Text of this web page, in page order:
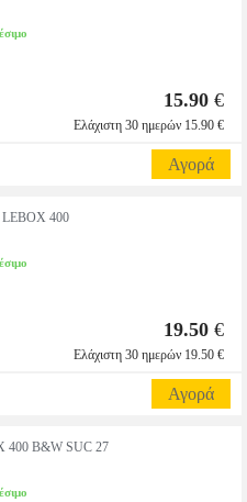
15.90 €
Ελάχιστη 30 ημερών 15.90 €
Αγορά
400
19.50 €
Ελάχιστη 30 ημερών 19.50 €
Αγορά
400 B&W SUC 27